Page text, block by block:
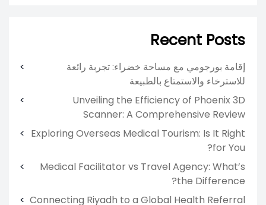
Recent Posts
إقامة بورجومي مع مساحة خضراء: تجربة رائعة
للاسترخاء والاستمتاع بالطبيعة
Unveiling the Efficiency of Phoenix 3D
Scanner: A Comprehensive Review
Exploring Overseas Medical Tourism: Is It Right
for You?
Medical Facilitator vs Travel Agency: What’s
the Difference?
Connecting Riyadh to a Global Health Referral